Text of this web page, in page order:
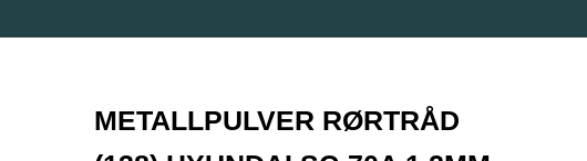
METALLPULVER RØRTRÅD